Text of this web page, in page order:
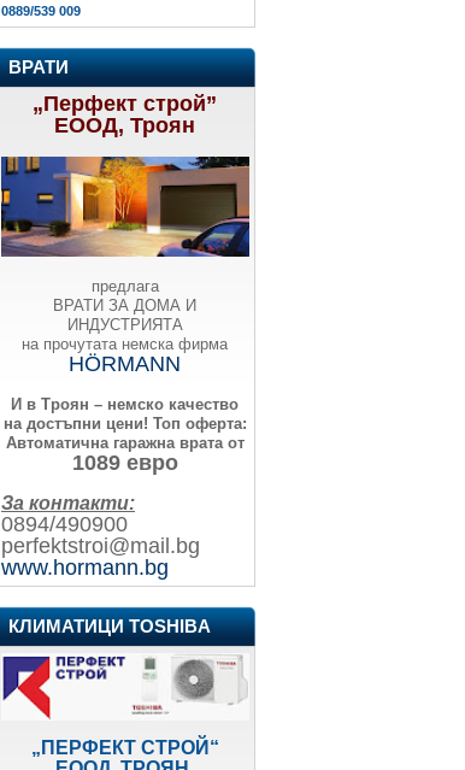
0889/539 009
ВРАТИ
„Перфект строй”
ЕООД, Троян
предлага
ВРАТИ ЗА ДОМА И
ИНДУСТРИЯТА
на прочутата немска фирма
HÖRMANN
И в Троян – немско качество
на достъпни цени! Топ оферта:
Автоматична гаражна врата от
1089 евро
За контакти:
0894/490900
perfektstroi@mail.bg
www.hormann.bg
КЛИМАТИЦИ TOSHIBA
„ПЕРФЕКТ СТРОЙ“